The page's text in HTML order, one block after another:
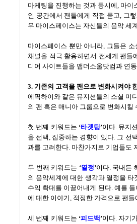
마케팅을 진행하는 것과 동시에, 마이
인 공간에서 팬들에게 직접 묻고, 그
우 마이스페이스는 자신들의 음악 세
마이스페이스 뿐만 아니라, 그들은 소
채널을 적극 활용하면서 전세계 팬들
디어 사이트들을 맵더소울닷컴과 연
3. 기존의 고객을 팬으로 변화시켜야
에픽하이와 같은 뮤지션들의 소셜 미
의 팬 혹은 매니아 그룹으로 변화시킬
첫 번째 키워드는 ‘타겟팅’이다. 뮤지
을 선택, 집중하는 경향이 있다. 그 선
과를 고려한다. 마찬가지로 기업들도
두 번째 키워드는 ‘열정’이다. 국내든
의 음악세계에 대한 생각과 열정을
수익 확대를 이끌어내게 된다. 예를
에 대한 이야기, 적정한 가격으로 팬
세 번째 키워드는 ‘피드백’이다.자기